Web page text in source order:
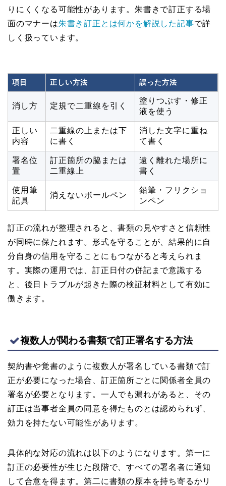
りにくくなる可能性があります。朱書きで訂正する場
面のマナーは朱書き訂正とは何かを解説した記事で詳
しく扱っています。
項目 正しい方法 誤った方法
消し方 定規で二重線を引く
塗りつぶす・修正
液を使う
正しい
内容
二重線の上または下
に書く
消した文字に重ね
て書く
署名位
置
訂正箇所の脇または
二重線上
遠く離れた場所に
書く
使用筆
記具
消えないボールペン
鉛筆・フリクショ
ンペン
訂正の流れが整理されると、書類の見やすさと信頼性
が同時に保たれます。形式を守ることが、結果的に自
分自身の信用を守ることにもつながると考えられま
す。実際の運用では、訂正日付の併記まで意識する
と、後日トラブルが起きた際の検証材料として有効に
働きます。
複数人が関わる書類で訂正署名する方法
契約書や覚書のように複数人が署名している書類で訂
正が必要になった場合、訂正箇所ごとに関係者全員の
署名が必要となります。一人でも漏れがあると、その
訂正は当事者全員の同意を得たものとは認められず、
効力を持たない可能性があります。
具体的な対応の流れは以下のようになります。第一に
訂正の必要性が生じた段階で、すべての署名者に通知
して合意を得ます。第二に書類の原本を持ち寄るかリ